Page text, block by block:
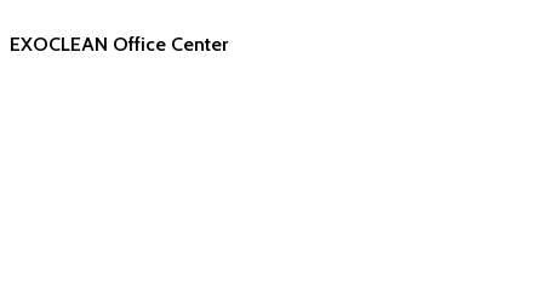
EXOCLEAN Office Center